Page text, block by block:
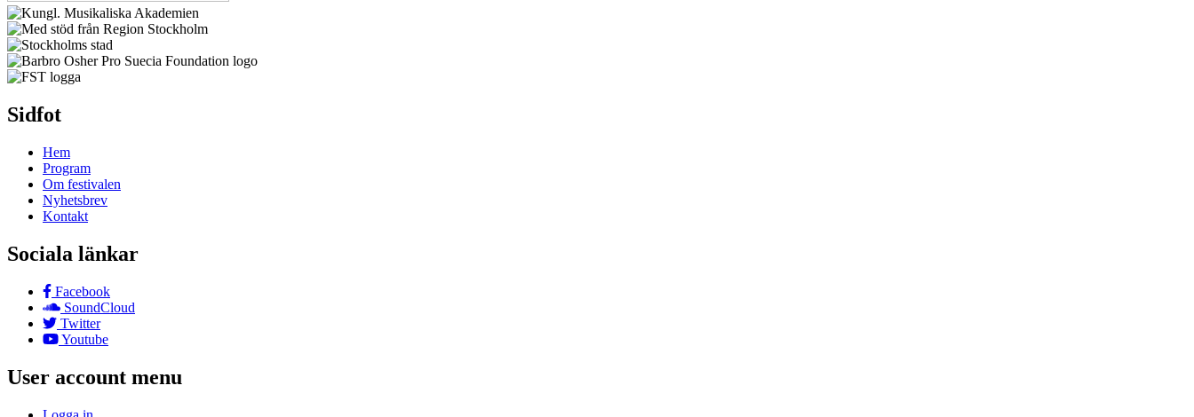
Sidfot
Hem
Program
Om festivalen
Nyhetsbrev
Kontakt
Sociala länkar
Facebook
SoundCloud
Twitter
Youtube
User account menu